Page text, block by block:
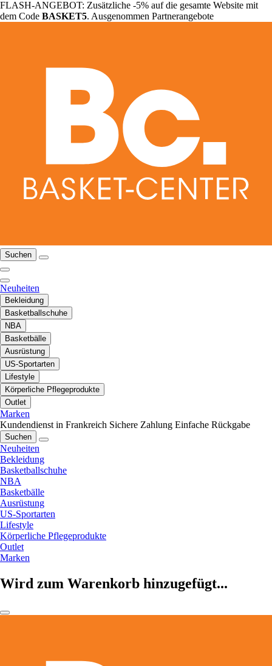
FLASH-ANGEBOT: Zusätzliche -5% auf die gesamte Website mit
dem Code BASKET5. Ausgenommen Partnerangebote
Suchen
Neuheiten
Bekleidung
Basketballschuhe
NBA
Basketbälle
Ausrüstung
US-Sportarten
Lifestyle
Körperliche Pflegeprodukte
Outlet
Marken
Kundendienst in Frankreich Sichere Zahlung Einfache Rückgabe
Suchen
Neuheiten
Bekleidung
Basketballschuhe
NBA
Basketbälle
Ausrüstung
US-Sportarten
Lifestyle
Körperliche Pflegeprodukte
Outlet
Marken
Wird zum Warenkorb hinzugefügt...